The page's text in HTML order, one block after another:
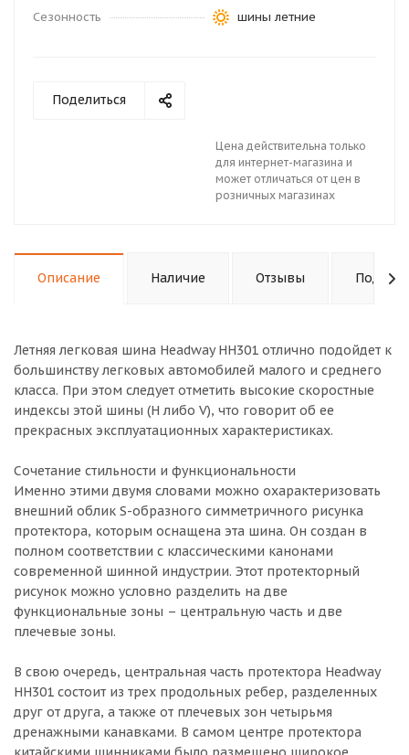
Сезонность
шины летние
Поделиться
Цена действительна только
для интернет-магазина и
может отличаться от цен в
розничных магазинах
Описание Наличие Отзывы
Летняя легковая шина Headway HH301 отлично подойдет к
большинству легковых автомобилей малого и среднего
класса. При этом следует отметить высокие скоростные
индексы этой шины (H либо V), что говорит об ее
прекрасных эксплуатационных характеристиках.
Сочетание стильности и функциональности
Именно этими двумя словами можно охарактеризовать
внешний облик S-образного симметричного рисунка
протектора, которым оснащена эта шина. Он создан в
полном соответствии с классическими канонами
современной шинной индустрии. Этот протекторный
рисунок можно условно разделить на две
функциональные зоны – центральную часть и две
плечевые зоны.
В свою очередь, центральная часть протектора Headway
HH301 состоит из трех продольных ребер, разделенных
друг от друга, а также от плечевых зон четырьмя
дренажными канавками. В самом центре протектора